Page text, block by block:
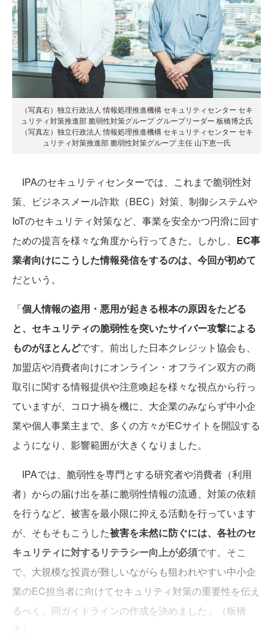
（写真右）独立行政法人 情報処理推進機構 セキュリティセンター セキ
ュリティ対策推進部 脆弱性対策グループ グループリーダー 板橋博之氏
（写真左）独立行政法人 情報処理推進機構 セキュリティセンター セキ
ュリティ対策推進部 脆弱性対策グループ 主任 山下恵一氏
IPAのセキュリティセンターでは、これまで脆弱性対
策、ビジネスメール詐欺（BEC）対策、制御システムや
IoTのセキュリティ対策など、事業を安全かつ円滑に回す
ための提言を様々な角度から行ってきた。しかし、 EC事
業者向けにこうした情報発信をするのは、今回が初めて
だという。
「個人情報の盗用・悪用が起きる根本の原因をたどる
と、セキュリティの脆弱性を突いたサイバー攻撃による
ものがほとんどです。前出した日本クレジット協会も、
加盟店や消費者向けにオンライン・オフライン双方の商
取引に関する情報提供や注意喚起を様々な視点から行っ
ていますが、コロナ禍を機に、大企業のみならず中小企
業や個人事業主まで、多くの方々がECサイトを開設する
ようになり、影響範囲が大きくなりました。
IPAでは、脆弱性を専門とする研究者や消費者（利用
者）からの届け出を基に脆弱性情報の流通、対策の依頼
を行うなど、被害を最小限に抑える活動を行っています
が、そもそもこうした被害を未然に防ぐには、各社のセ
キュリティに対するリテラシー向上が必須です。そこ
で、大規模な投資が難しいながらも狙われやすい中小企
業のEC担当者に向けてセキュリティ対策の重要性を伝え
るべく、同ガイドラインの作成を決めました」（板橋